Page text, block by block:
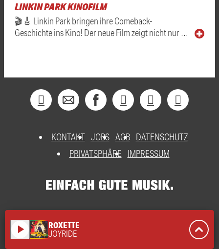
LINKIN PARK KINOFILM
🎬🎸 Linkin Park bringen ihre Comeback-
Geschichte ins Kino! Der neue Film zeigt nicht nur …
KONTAKT JOBS AGB DATENSCHUTZ
PRIVATSPHÄRE
IMPRESSUM
play_arrow ROXETTE
JOYRIDE